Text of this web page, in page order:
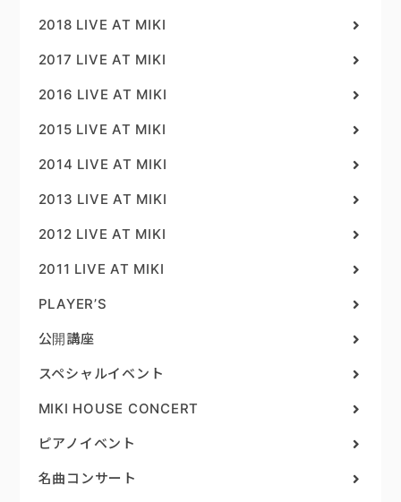
2018 LIVE AT MIKI
2017 LIVE AT MIKI
2016 LIVE AT MIKI
2015 LIVE AT MIKI
2014 LIVE AT MIKI
2013 LIVE AT MIKI
2012 LIVE AT MIKI
2011 LIVE AT MIKI
PLAYER’S
公開講座
スペシャルイベント
MIKI HOUSE CONCERT
ピアノイベント
名曲コンサート